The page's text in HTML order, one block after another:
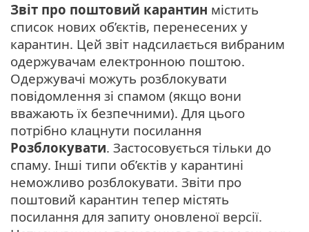
Звіт про поштовий карантин містить
список нових об’єктів, перенесених у
карантин. Цей звіт надсилається вибраним
одержувачам електронною поштою.
Одержувачі можуть розблокувати
повідомлення зі спамом (якщо вони
вважають їх безпечними). Для цього
потрібно клацнути посилання
Розблокувати. Застосовується тільки до
спаму. Інші типи об’єктів у карантині
неможливо розблокувати. Звіти про
поштовий карантин тепер містять
посилання для запиту оновленої версії.